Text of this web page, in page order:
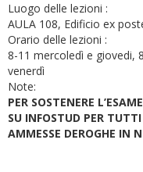
Luogo delle lezioni :
AULA 108, Edificio ex
Orario delle lezioni :
8-11 mercoledì e giovedi,
venerdì
Note:
PER SOSTENERE
SU INFOSTUD PER
AMMESSE DEROGHE IN